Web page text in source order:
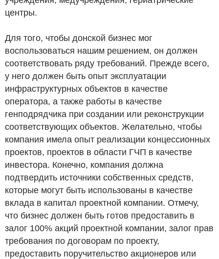
центры.
Для того, чтобы донской бизнес мог
воспользоваться нашим решением, он должен
соответствовать ряду требований. Прежде всего,
у него должен быть опыт эксплуатации
инфраструктурных объектов в качестве
оператора, а также работы в качестве
генподрядчика при создании или реконструкции
соответствующих объектов. Желательно, чтобы
компания имела опыт реализации концессионных
проектов, проектов в области ГЧП в качестве
инвестора. Конечно, компания должна
подтвердить источники собственных средств,
которые могут быть использованы в качестве
вклада в капитал проектной компании. Отмечу,
что бизнес должен быть готов предоставить в
залог 100% акций проектной компании, залог прав
требования по договорам по проекту,
предоставить поручительство акционеров или